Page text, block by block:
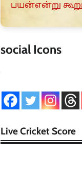
பயன்என்று
social Icons
Live Cricket Score